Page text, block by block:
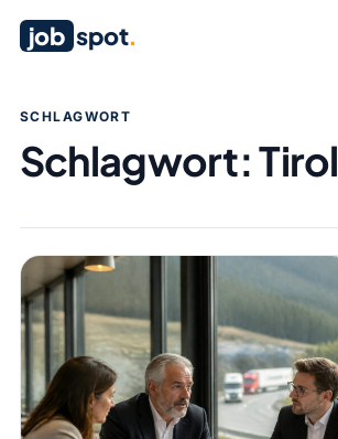
job spot.
SCHLAGWORT
Schlagwort:Tirol